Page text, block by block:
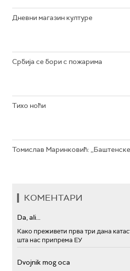
Дневни магазин културе
Србија се бори с пожарима
Тихо ноћи
Томислав Маринковић: ,,Баштенске
КОМЕНТАРИ
Da, ali...
Како преживети прва три дана
шта нас припрема ЕУ
Dvojnik mog oca